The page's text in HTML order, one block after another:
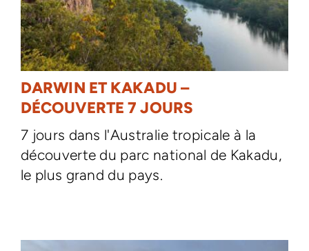
DARWIN ET KAKADU –
DÉCOUVERTE 7 JOURS
7 jours dans l'Australie tropicale à la
découverte du parc national de Kakadu,
le plus grand du pays.